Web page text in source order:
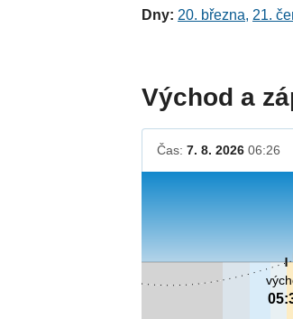
Dny: 20. března, 21.
Východ a
Čas:7. 8. 2026 06:26